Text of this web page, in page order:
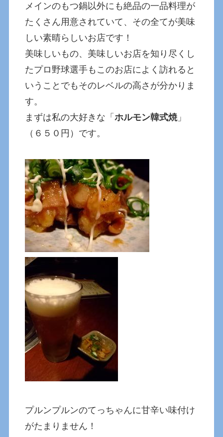
メインのもつ鍋以外にも絶品の一品料理が
たくさん用意されていて、その全てが美味
しい素晴らしいお店です！
美味しいもの、美味しいお店を知り尽くし
たプロ野球選手もこのお店によく訪れると
いうことでもそのレベルの高さが分かりま
す。
まずは私の大好きな「ホルモン韓式焼 」
（６５０円）です。
プルンプルンのてっちゃんに甘辛い味付け
がたまりません！